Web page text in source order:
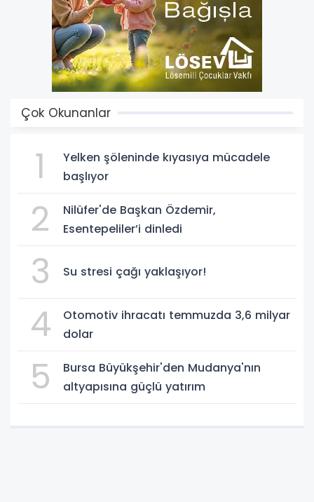
Çok Okunanlar
1
Yelken şöleninde kıyasıya mücadele
başlıyor
2
Nilüfer'de Başkan Özdemir,
Esentepeliler’i dinledi
3 Su stresi çağı yaklaşıyor!
4
Otomotiv ihracatı temmuzda 3,6 milyar
dolar
5
Bursa Büyükşehir'den Mudanya'nın
altyapısına güçlü yatırım